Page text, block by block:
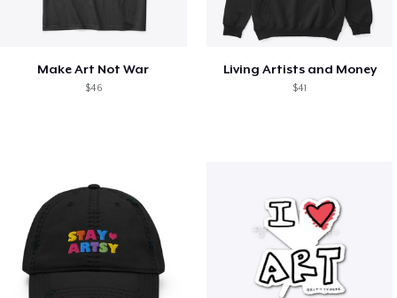
Make Art Not War
$46
Living Artists and Money
$41